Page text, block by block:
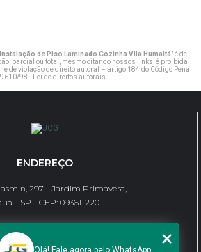
de Piso Laminado Cozinha Vila Humaitá" é de
parcial ou total, mesmo citando nossos links, é proibida
de violação de direito autoral – artigo 184 do Código Penal
9610/98 - Lei de direitos autorais
ENDEREÇO
297 - Jardim Primavera,
- SP - CEP: 09361-220
CONTATO
Olá! Fale agora pelo WhatsApp